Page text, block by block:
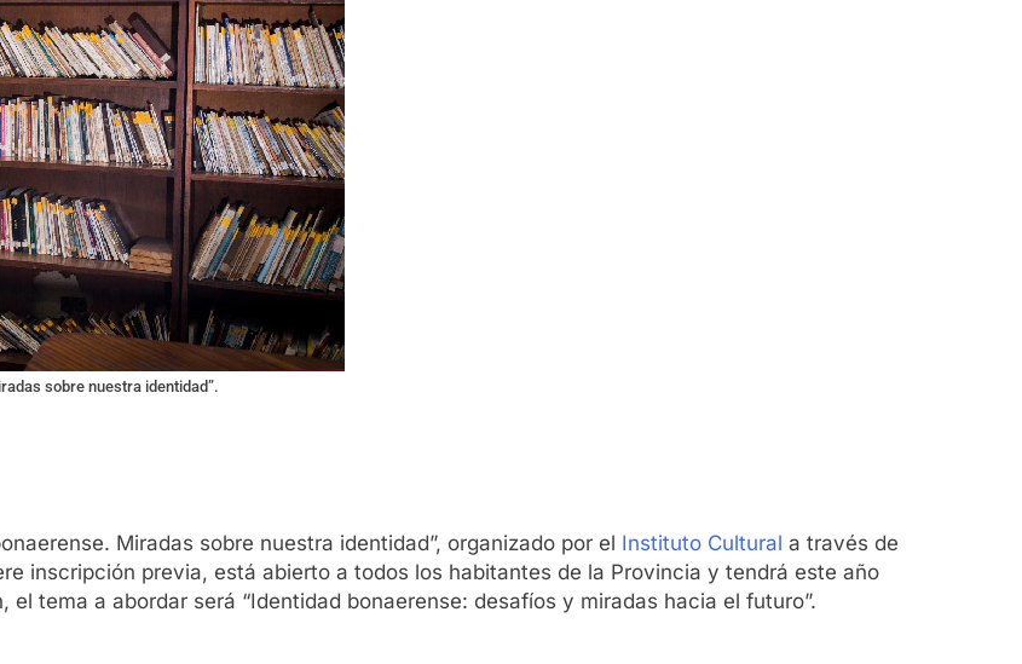
sobre nuestra identidad”.
Miradas sobre nuestra identidad”, organizado por el Instituto Cultural a través de
inscripción previa, está abierto a todos los habitantes de la Provincia y tendrá este año
tema a abordar será “Identidad bonaerense: desafíos y miradas hacia el futuro”.